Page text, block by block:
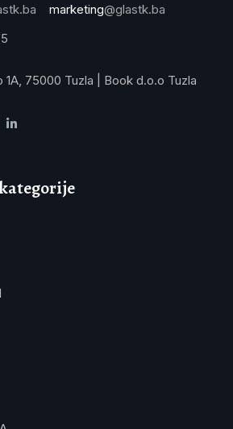
marketing@glastk.ba
1A, 75000 Tuzla | Book d.o.o Tuzla